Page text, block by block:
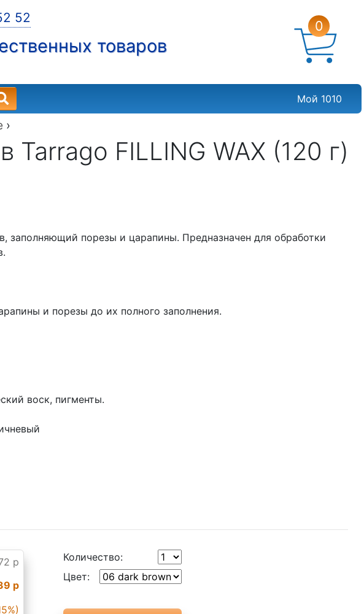
52
товаров
0
Мой 1010
›
Tarrago FILLING WAX (120 г)
заполняющий порезы и царапины. Предназначен для обработки
и порезы до их полного заполнения.
воск, пигменты.
р
р
Количество:
Цвет: